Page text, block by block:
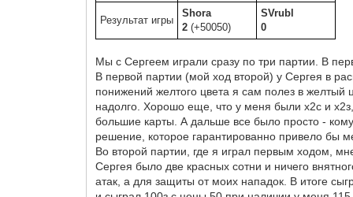
Результат игры
Shora
2 (+50050)
SVrubl
0
Мы с Сергеем играли сразу по три партии. В
В первой партии (мой ход второй) у Сергея в
понижений желтого цвета я сам полез в желтый
надолго. Хорошо еще, что у меня были х2с и
большие карты. А дальше все было просто -
решение, которое гарантированно привело бы
Во второй партии, где я играл первым ходом,
Сергея было две красных сотни и ничего
атак, а для защиты от моих нападок. В итоге